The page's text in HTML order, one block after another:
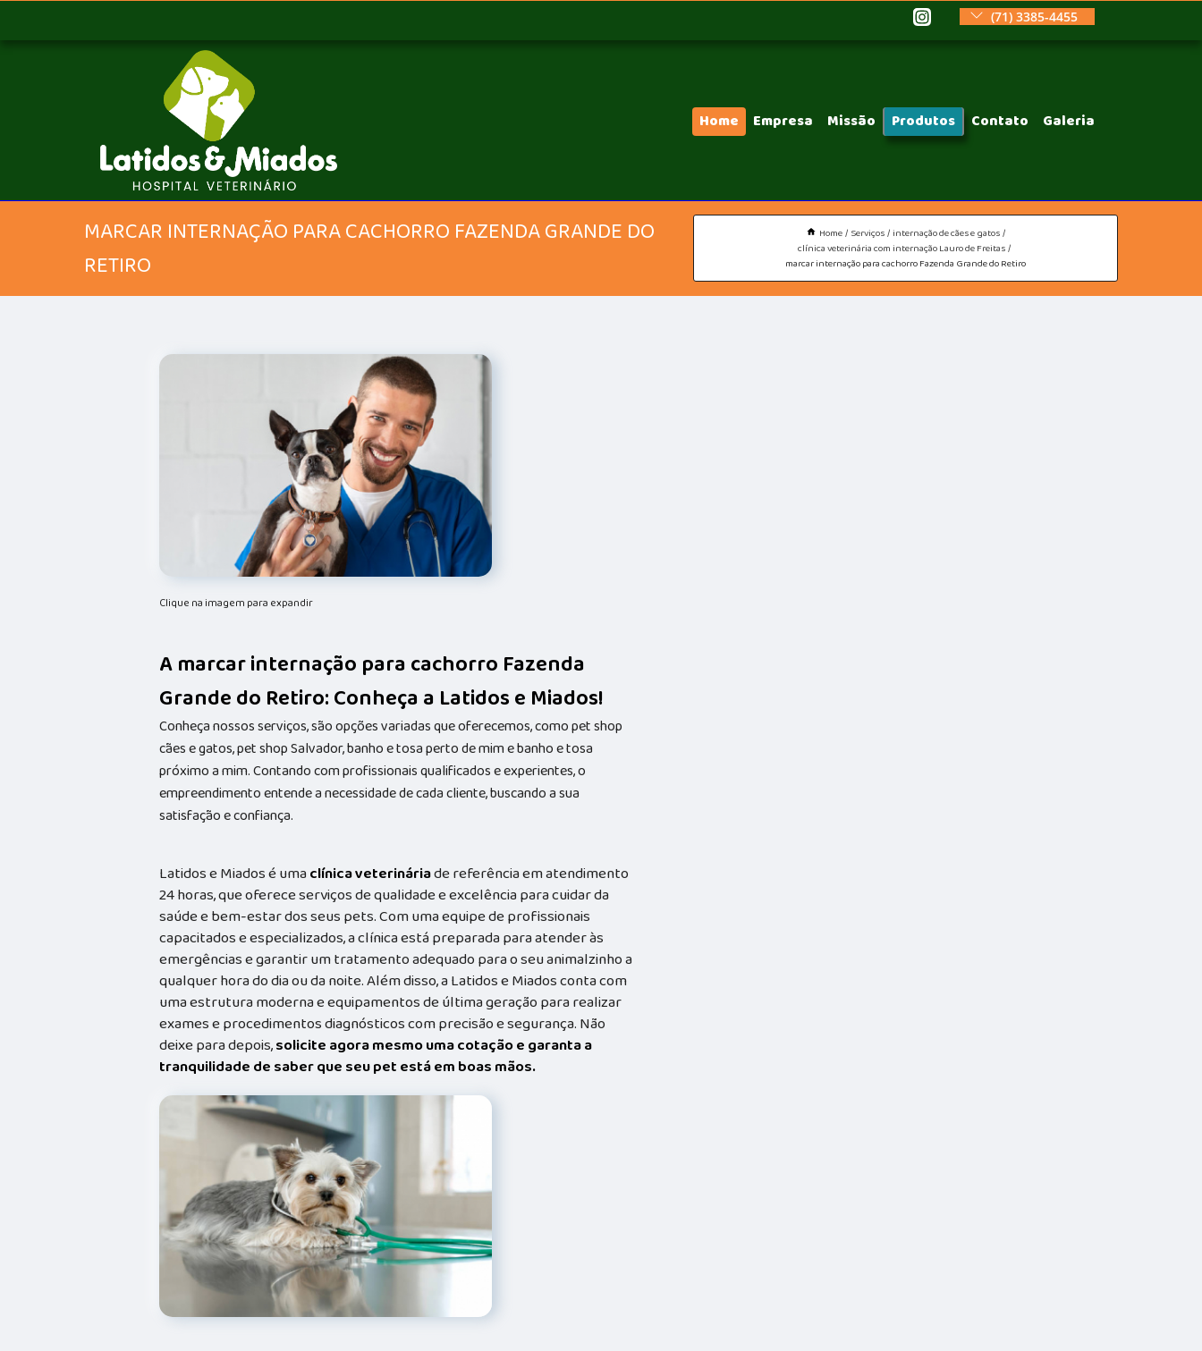
(71) 3385-4455
Home Empresa Missão Produtos Contato Galeria
MARCAR INTERNAÇÃO PARA CACHORRO FAZENDA GRANDE DO
RETIRO
Home Serviços internação de cães e gatos
clínica veterinária com internação Lauro de Freitas
marcar internação para cachorro Fazenda Grande do Retiro
Clique na imagem para expandir
A marcar internação para cachorro Fazenda
Grande do Retiro: Conheça a Latidos e Miados!
Conheça nossos serviços, são opções variadas que oferecemos, como pet shop
cães e gatos, pet shop Salvador, banho e tosa perto de mim e banho e tosa
próximo a mim. Contando com profissionais qualificados e experientes, o
empreendimento entende a necessidade de cada cliente, buscando a sua
satisfação e confiança.
Latidos e Miados é umaclínica veterináriade referência em atendimento
24 horas, que oferece serviços de qualidade e excelência para cuidar da
saúde e bem-estar dos seus pets. Com uma equipe de profissionais
capacitados e especializados, a clínica está preparada para atender às
emergências e garantir um tratamento adequado para o seu animalzinho a
qualquer hora do dia ou da noite. Além disso, a Latidos e Miados conta com
uma estrutura moderna e equipamentos de última geração para realizar
exames e procedimentos diagnósticos com precisão e segurança. Não
deixe para depois,solicite agora mesmo uma cotação e garanta a
tranquilidade de saber que seu pet está em boas mãos.